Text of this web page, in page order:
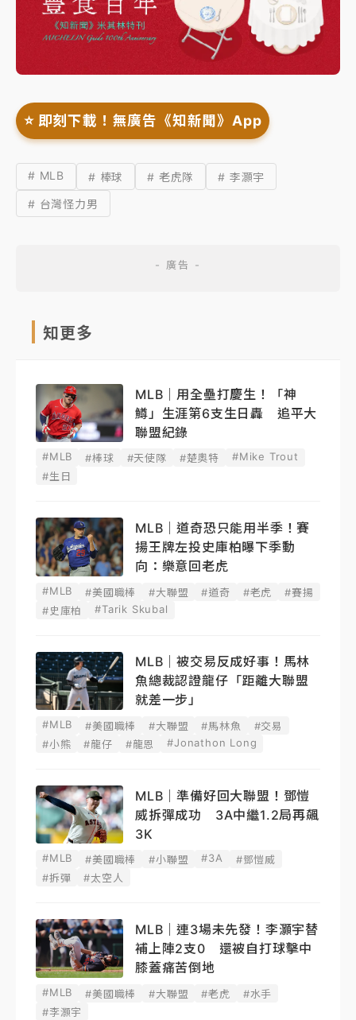
⭐️ 即刻下載！無廣告《知新聞》App
# MLB # 棒球 # 老虎隊
# 李灝宇
# 台灣怪力男
知更多
MLB｜用全壘打慶生！「神
鱒」生涯第6支生日轟 追平大
聯盟紀錄
#MLB #棒球 #天使隊 #楚奧特
#Mike Trout
#生日
MLB｜道奇恐只能用半季！賽
揚王牌左投史庫柏曝下季動
向：樂意回老虎
#MLB #美國職棒 #大聯盟 #道奇 #老虎
#賽揚
#史庫柏
#Tarik Skubal
MLB｜被交易反成好事！馬林
魚總裁認證龍仔「距離大聯盟
就差一步」
#MLB #美國職棒 #大聯盟 #馬林魚
#交易
#小熊
#龍仔 #龍恩 #Jonathon Long
MLB｜準備好回大聯盟！鄧愷
威拆彈成功 3A中繼1.2局再飆
3K
#MLB #美國職棒 #小聯盟 #3A
#鄧愷威
#拆彈
#太空人
MLB｜連3場未先發！李灝宇替
補上陣2支0 還被自打球擊中
膝蓋痛苦倒地
#MLB #美國職棒 #大聯盟 #老虎
#水手
#李灝宇